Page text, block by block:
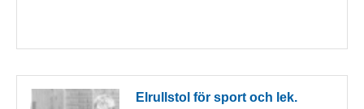
Elrullstol för sport och lek.